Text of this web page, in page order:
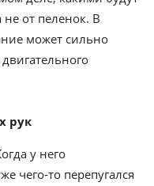
не от пеленок. В
может сильно
рук
у него
чего-то перепугался